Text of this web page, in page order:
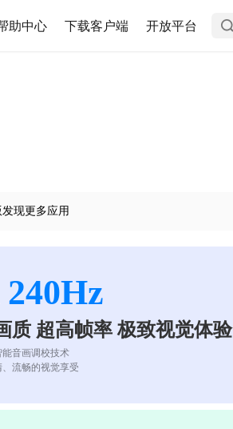
助中心 下载客户端 开放平台
现更多应用
质 超高帧率 极致视觉体验
能音画调校技术
流畅的视觉享受